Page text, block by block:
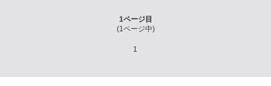
1ページ目
(1ページ中)
1